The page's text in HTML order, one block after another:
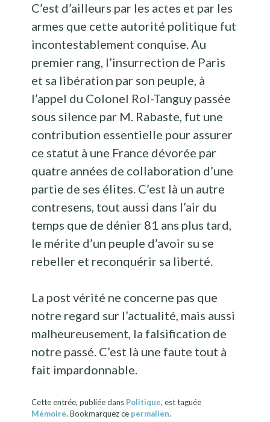
C’est d’ailleurs par les actes et par les
armes que cette autorité politique fut
incontestablement conquise. Au
premier rang, l’insurrection de Paris
et sa libération par son peuple, à
l’appel du Colonel Rol-Tanguy passée
sous silence par M. Rabaste, fut une
contribution essentielle pour assurer
ce statut à une France dévorée par
quatre années de collaboration d’une
partie de ses élites. C’est là un autre
contresens, tout aussi dans l’air du
temps que de dénier 81 ans plus tard,
le mérite d’un peuple d’avoir su se
rebeller et reconquérir sa liberté.
La post vérité ne concerne pas que
notre regard sur l’actualité, mais aussi
malheureusement, la falsification de
notre passé. C’est là une faute tout à
fait impardonnable.
Cette entrée, publiée dans Politique, est taguée
Mémoire. Bookmarquez ce permalien.